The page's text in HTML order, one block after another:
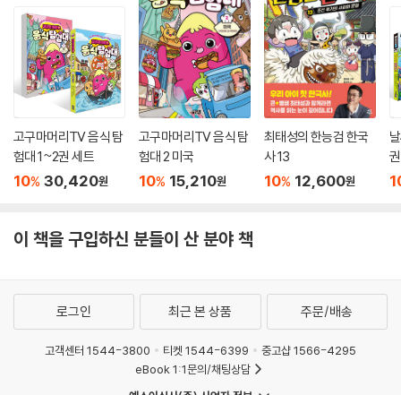
고구마머리TV 음식 탐
험대 1~2권 세트
10% 30,420원
고구마머리TV 음식 탐
험대 2 미국
10% 15,210원
최태성의 한능검 한국
사 13
10% 12,600원
이 책을 구입하신 분들이 산 분야 책
로그인 최근 본 상품 주문/배송
고객센터 1544-3800 티켓 1544-6399
중고샵 1566-4295
eBook 1:1문의/채팅상담